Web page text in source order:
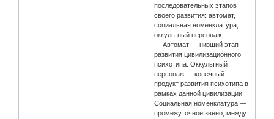
последовательных этапов
своего развития: автомат,
социальная номенклатура,
оккультный персонаж.
— Автомат — низший этап
развития цивилизационного
психотипа. Оккультный
персонаж — конечный
продукт развития психотипа в
рамках данной цивилизации.
Социальная номенклатура —
промежуточное звено, между